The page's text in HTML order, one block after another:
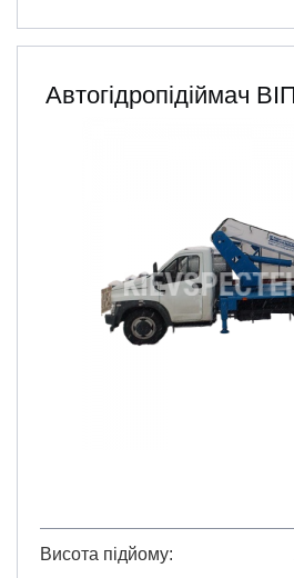
Автогідропідіймач
Висота підйому